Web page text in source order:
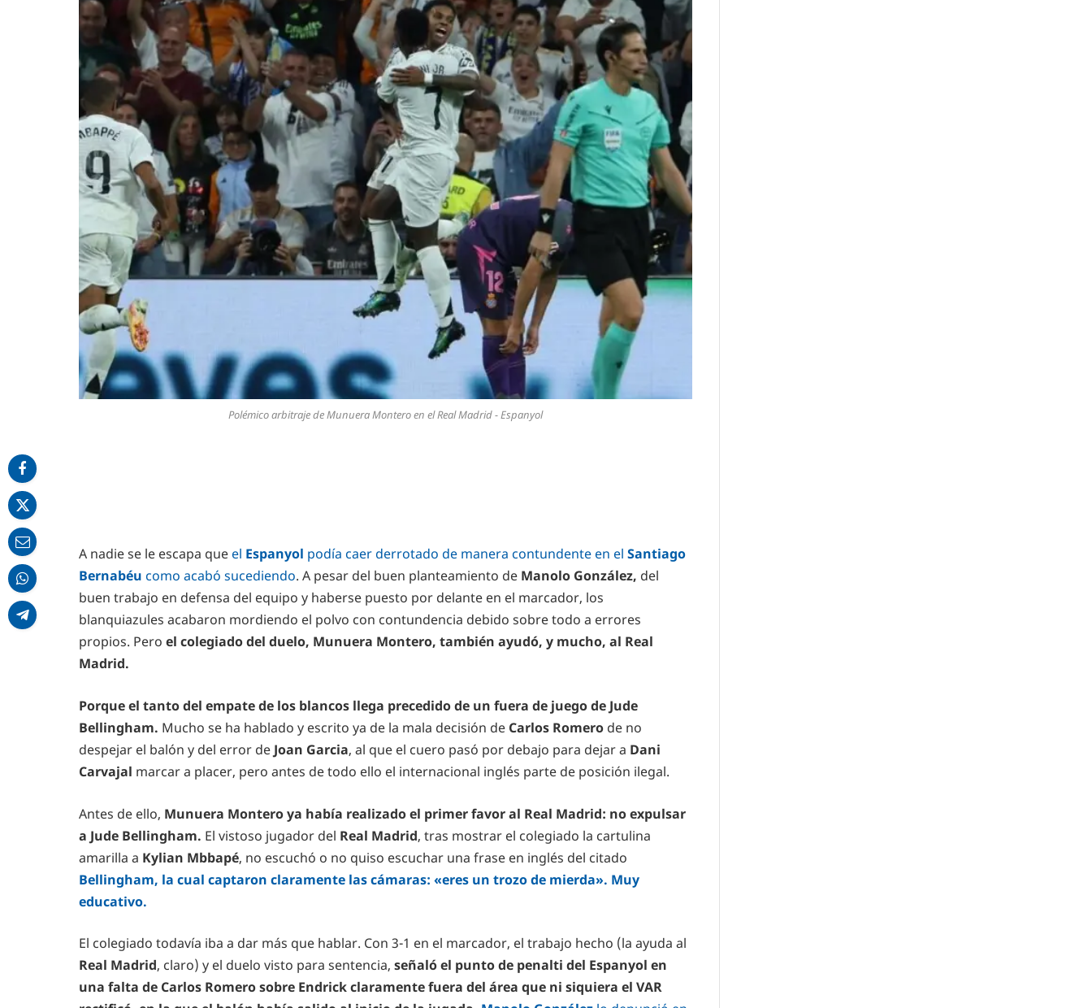
Polémico arbitraje de Munuera Montero en el Real Madrid - Espanyol
A nadie se le escapa que el Espanyol podía caer derrotado de manera contundente en el Santiago
Bernabéu como acabó sucediendo. A pesar del buen planteamiento de Manolo González, del
buen trabajo en defensa del equipo y haberse puesto por delante en el marcador, los
blanquiazules acabaron mordiendo el polvo con contundencia debido sobre todo a errores
propios. Pero el colegiado del duelo, Munuera Montero, también ayudó, y mucho, al Real
Madrid.
Porque el tanto del empate de los blancos llega precedido de un fuera de juego de Jude
Bellingham. Mucho se ha hablado y escrito ya de la mala decisión de Carlos Romero de no
despejar el balón y del error de Joan Garcia, al que el cuero pasó por debajo para dejar a Dani
Carvajal marcar a placer, pero antes de todo ello el internacional inglés parte de posición ilegal.
Antes de ello, Munuera Montero ya había realizado el primer favor al Real Madrid: no expulsar
a Jude Bellingham. El vistoso jugador del Real Madrid, tras mostrar el colegiado la cartulina
amarilla a Kylian Mbbapé, no escuchó o no quiso escuchar una frase en inglés del citado
Bellingham, la cual captaron claramente las cámaras: «eres un trozo de mierda». Muy
educativo.
El colegiado todavía iba a dar más que hablar. Con 3-1 en el marcador, el trabajo hecho (la ayuda al
Real Madrid, claro) y el duelo visto para sentencia, señaló el punto de penalti del Espanyol en
una falta de Carlos Romero sobre Endrick claramente fuera del área que ni siquiera el VAR